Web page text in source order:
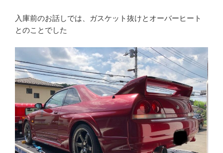
入庫前のお話しでは、ガスケット抜けとオーバーヒート
とのことでした